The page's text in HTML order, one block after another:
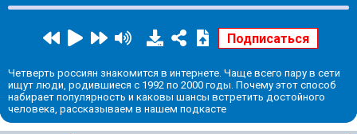
Четверть россиян знакомится в интернете. Чаще всего пару в сети
ищут люди, родившиеся с 1992 по 2000 годы. Почему этот способ
набирает популярность и каковы шансы встретить достойного
человека, рассказываем в нашем подкасте